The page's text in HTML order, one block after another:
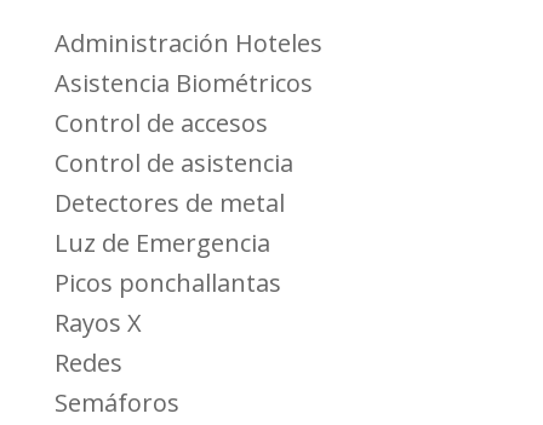
Administración Hoteles
Asistencia Biométricos
Control de accesos
Control de asistencia
Detectores de metal
Luz de Emergencia
Picos ponchallantas
Rayos X
Redes
Semáforos